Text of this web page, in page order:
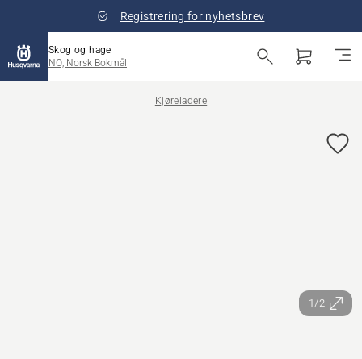
Registrering for nyhetsbrev
Skog og hage
NO, Norsk Bokmål
Kjøreladere
1/2